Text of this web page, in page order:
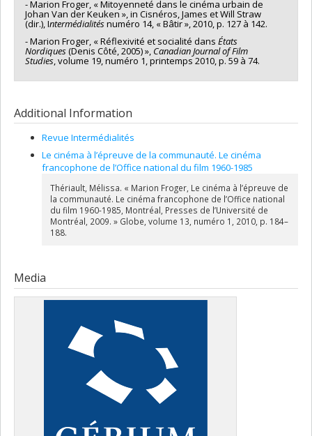
- Marion Froger, « Mitoyenneté dans le cinéma urbain de
Johan Van der Keuken », in Cisnéros, James et Will Straw
(dir.), Intermédialitésnuméro 14, « Bâtir », 2010, p. 127 à 142.
- Marion Froger, « Réflexivité et socialité dans États
Nordiques(Denis Côté, 2005) », Canadian Journal of Film
Studies, volume 19, numéro 1, printemps 2010, p. 59 à 74.
Additional Information
Revue Intermédialités
Le cinéma à l’épreuve de la communauté. Le cinéma
francophone de l’Office national du film 1960-1985
Thériault, Mélissa. « Marion Froger, Le cinéma à l’épreuve de
la communauté. Le cinéma francophone de l’Office national
du film 1960-1985, Montréal, Presses de l’Université de
Montréal, 2009. » Globe, volume 13, numéro 1, 2010, p. 184–
188.
Media